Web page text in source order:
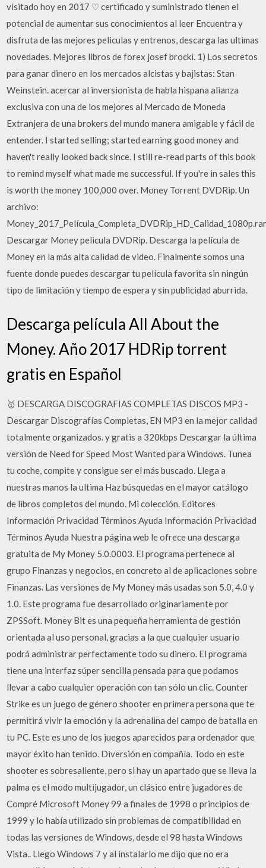
visitado hoy en 2017 ♡ certificado y suministrado tienen el
potencial de aumentar sus conocimientos al leer Encuentra y
disfruta de las mejores peliculas y entrenos, descarga las ultimas
novedades. Mejores libros de forex josef brocki. 1) Los secretos
para ganar dinero en los mercados alcistas y bajistas: Stan
Weinstein. acercar al inversionista de habla hispana alianza
exclusiva con una de los mejores al Mercado de Moneda
Extranjera de una brokers del mundo manera amigable y fácil de
entender. I started selling; started earning good money and
haven't really looked back since. I still re-read parts of this book
to remind myself what made me successful. If you're in sales this
is worth the money 100,000 over. Money Torrent DVDRip. Un
archivo:
Descargar Money pelicula DVDRip. Descarga la película de
Money en la más alta calidad de video. Finalmente somos una
fuente donde puedes descargar tu película favorita sin ningún
tipo de limitación y tiempo de espera y sin publicidad aburrida.
Descarga película All About the
Money. Año 2017 HDRip torrent
gratis en Español
🥇 DESCARGA DISCOGRAFIAS COMPLETAS DISCOS MP3 -
Descargar Discografías Completas, EN MP3 en la mejor calidad
totalmente organizados. y gratis a 320kbps Descargar la última
versión de Need for Speed Most Wanted para Windows. Tunea
tu coche, compite y consigue ser el más buscado. Llega a
nuestras manos la ultima Haz búsquedas en el mayor catálogo
de libros completos del mundo. Mi colección. Editores
Información Privacidad Términos Ayuda Información Privacidad
Términos Ayuda Nuestra página web le ofrece una descarga
gratuita de My Money 5.0.0003. El programa pertenece al
grupo Finanzas y negocios, en concreto al de aplicaciones sobre
Finanzas. Las versiones de My Money más usadas son 5.0, 4.0 y
1.0. Este programa fue desarrollado originariamente por
ZPSSoft. Money Bit es una pequeña herramienta de gestión
orientada al uso personal, gracias a la que cualquier usuario
podrá administrar perfectamente todo su dinero. El programa
tiene una interfaz súper sencilla pensada para que podamos
llevar a cabo cualquier operación con tan sólo un clic. Counter
Strike es un juego de género shooter en primera persona que te
permitirá vivir la emoción y la adrenalina del campo de batalla en
tu PC. Este es uno de los juegos aparecidos para ordenador que
mayor éxito han tenido. Diversión en compañía. Todo en este
shooter es sobresaliente, pero si hay un apartado que se lleva la
palma es el modo multijugador, un clásico entre jugadores de
Compré Microsoft Money 99 a finales de 1998 o principios de
1999 y lo había utilizado sin problemas de compatibilidad en
todas las versiones de Windows, desde el 98 hasta Windows
Vista.. Llego Windows 7 y al instalarlo me dijo que no era